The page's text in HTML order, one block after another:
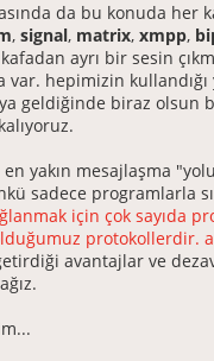
da bu konuda her
, signal, matrix, xmpp,
ayrı bir sesin
var. hepimizin kullandığı
geldiğinde biraz olsun
yakın mesajlaşma
sadece programlarla
için çok sayıda
protokollerdir.
avantajlar ve